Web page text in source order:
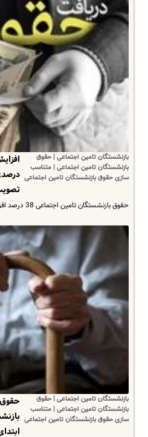
بازنشستگان تامین اجتماعی | حقوق
بازنشستگان تامین اجتماعی | متناسب
سازی حقوق بازنشستگان تامین اجتماعی
حقوق بازنشستگان تامین اجتماعی 38 درصد افزایش می‌یابد!
بازنشستگان تامین اجتماعی | حقوق
بازنشستگان تامین اجتماعی | متناسب
سازی حقوق بازنشستگان تامین اجتماعی
حقوق